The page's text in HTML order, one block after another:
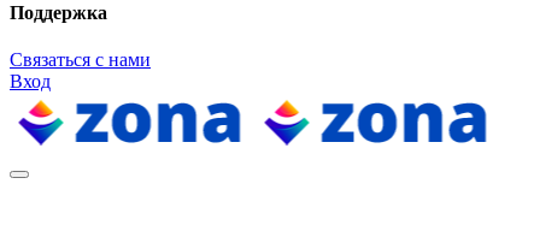
Поддержка
Связаться с нами
Вход